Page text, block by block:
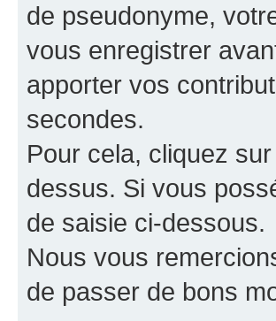
de pseudonyme,
vous enregistrer
apporter vos
secondes.
Pour cela, cliquez
dessus. Si vous
de saisie ci-dessous.
Nous vous
de passer de bons